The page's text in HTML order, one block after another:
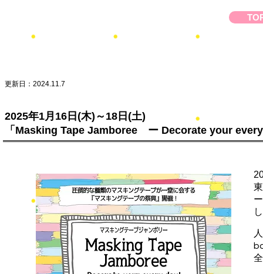
更新日：2024.11.7
2025年1月16日(木)～18日(土)
「Masking Tape Jamboree ー Decorate your